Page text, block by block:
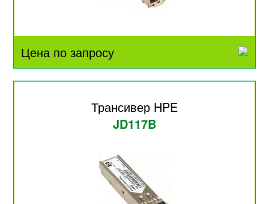
Цена по запросу
Трансивер HPE
JD117B